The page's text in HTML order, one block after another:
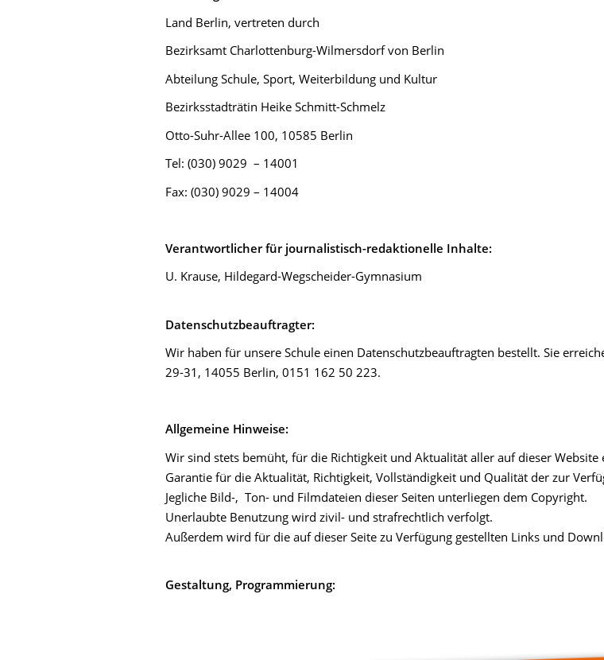
Land Berlin, vertreten durch
Bezirksamt Charlottenburg-Wilmersdorf von Berlin
Abteilung Schule, Sport, Weiterbildung und Kultur
Bezirksstadträtin Heike Schmitt-Schmelz
Otto-Suhr-Allee 100, 10585 Berlin
Tel: (030) 9029 – 14001
Fax: (030) 9029 – 14004
Verantwortlicher für journalistisch-redaktionelle Inhalte:
U. Krause, Hildegard-Wegscheider-Gymnasium
Datenschutzbeauftragter:
Wir haben für unsere Schule einen Datenschutzbeauftragten bestellt. Sie
29-31, 14055 Berlin, 0151 162 50 223.
Allgemeine Hinweise:
Wir sind stets bemüht, für die Richtigkeit und Aktualität aller auf dieser
Garantie für die Aktualität, Richtigkeit, Vollständigkeit und Qualität der zur
Jegliche Bild-, Ton- und Filmdateien dieser Seiten unterliegen dem Copyright.
Unerlaubte Benutzung wird zivil- und strafrechtlich verfolgt.
Außerdem wird für die auf dieser Seite zu Verfügung gestellten Links und
Gestaltung, Programmierung: